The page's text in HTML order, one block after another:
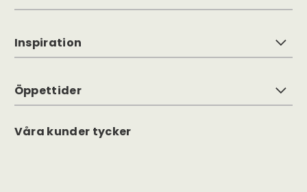
Inspiration
Öppettider
Våra kunder tycker